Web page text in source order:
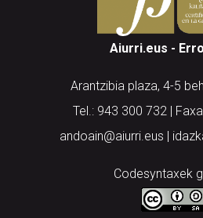
Aiurri.eus -
Arantzibia plaza, 4-5
Tel.: 943 300 732 |
andoain@aiurri.eus |
Codesyntaxek